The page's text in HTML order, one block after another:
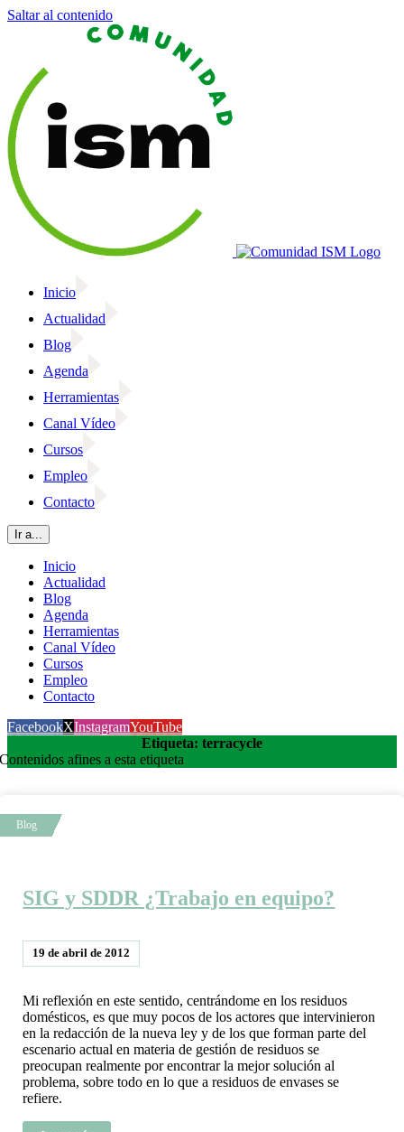
Saltar al contenido
Inicio
Actualidad
Blog
Agenda
Herramientas
Canal Vídeo
Cursos
Empleo
Contacto
Ir a...
Inicio
Actualidad
Blog
Agenda
Herramientas
Canal Vídeo
Cursos
Empleo
Contacto
FacebookXInstagramYouTube
Etiqueta: terracycle
Contenidos afines a esta etiqueta
SIG y SDDR ¿Trabajo en equipo?
19 de abril de 2012
Mi reflexión en este sentido, centrándome en los residuos
domésticos, es que muy pocos de los actores que intervinieron
en la redacción de la nueva ley y de los que forman parte del
escenario actual en materia de gestión de residuos se
preocupan realmente por encontrar la mejor solución al
problema, sobre todo en lo que a residuos de envases se
refiere.